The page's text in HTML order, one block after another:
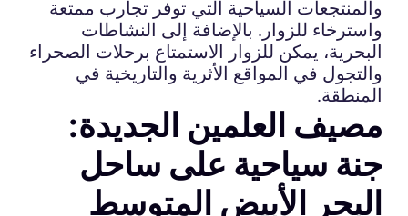
والمنتجعات السياحية التي توفر تجارب ممتعة
واسترخاء للزوار. بالإضافة إلى النشاطات
البحرية، يمكن للزوار الاستمتاع برحلات الصحراء
والتجول في المواقع الأثرية والتاريخية في
المنطقة.
مصيف العلمين الجديدة:
جنة سياحية على ساحل
البحر الأبيض المتوسط